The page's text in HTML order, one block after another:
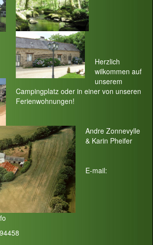
Herzlich
wilkommen auf
unserem
Campingplatz oder in einer von unseren
Ferienwohnungen!
Andre Zonnevylle
& Karin Pheifer
E-mail: